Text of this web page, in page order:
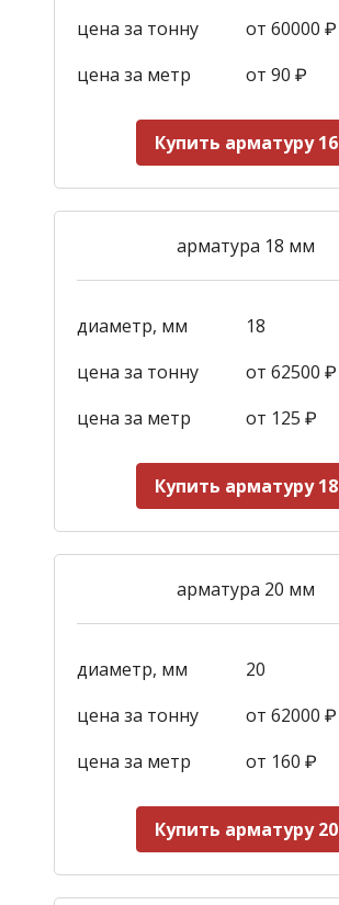
цена за тонну
от 60000 ₽
цена за метр
от 90 ₽
Купить арматуру 16
арматура 18 мм
диаметр, мм
18
цена за тонну
от 62500 ₽
цена за метр
от 125 ₽
Купить арматуру 18
арматура 20 мм
диаметр, мм
20
цена за тонну
от 62000 ₽
цена за метр
от 160 ₽
Купить арматуру 20